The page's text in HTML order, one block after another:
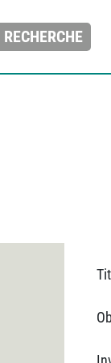
RECHERCHE